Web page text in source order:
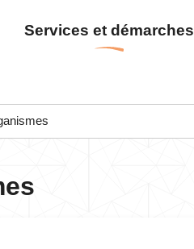
au
contenu
Services et démarches